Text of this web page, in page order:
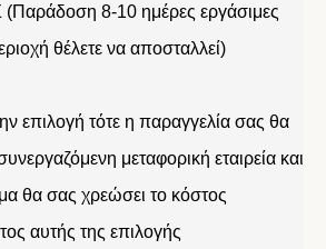
8-10 ημέρες εργάσιμες
θέλετε να αποσταλλεί)
επιλογή τότε η παραγγελία σας θα
μεταφορική εταιρεία και
θα σας χρεώσει το κόστος
αυτής της επιλογής